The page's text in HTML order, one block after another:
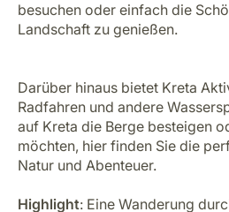
besuchen oder einfach die
Landschaft zu genießen.
Darüber hinaus bietet Kreta
Radfahren und andere
auf Kreta die Berge besteigen
möchten, hier finden Sie die
Natur und Abenteuer.
Highlight: Eine Wanderung